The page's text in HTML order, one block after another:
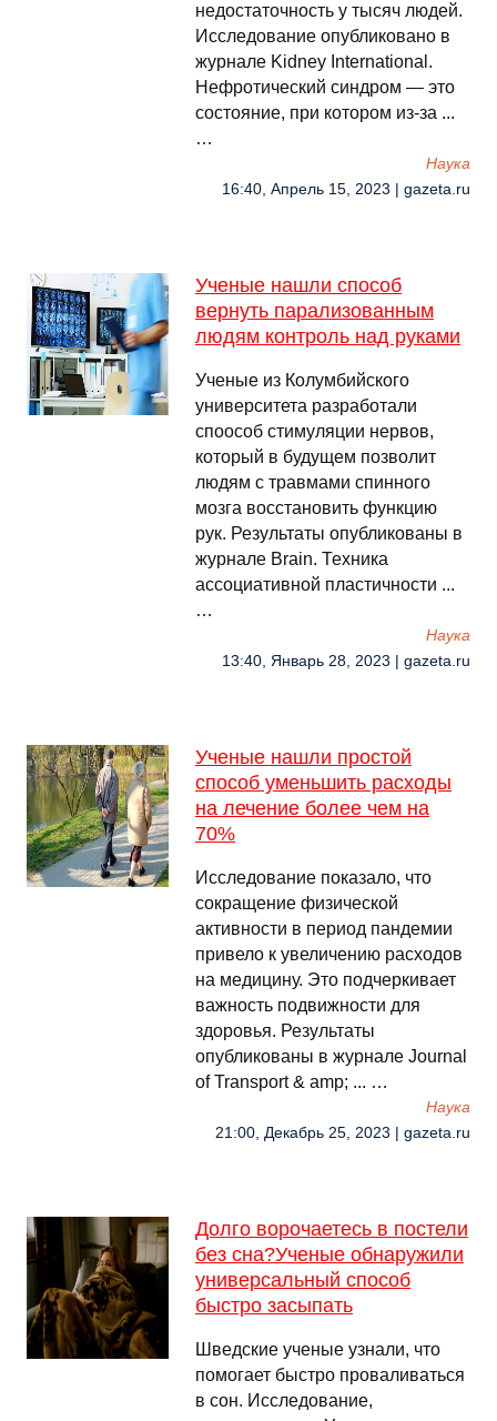
недостаточность у тысяч людей.
Исследование опубликовано в
журнале Kidney International.
Нефротический синдром — это
состояние, при котором из-за ...
…
Наука
16:40, Апрель 15, 2023 | gazeta.ru
Ученые нашли способ
вернуть парализованным
людям контроль над руками
Ученые из Колумбийского
университета разработали
споособ стимуляции нервов,
который в будущем позволит
людям с травмами спинного
мозга восстановить функцию
рук. Результаты опубликованы в
журнале Brain. Техника
ассоциативной пластичности ...
…
Наука
13:40, Январь 28, 2023 | gazeta.ru
Ученые нашли простой
способ уменьшить расходы
на лечение более чем на
70%
Исследование показало, что
сокращение физической
активности в период пандемии
привело к увеличению расходов
на медицину. Это подчеркивает
важность подвижности для
здоровья. Результаты
опубликованы в журнале Journal
of Transport & amp; ... …
Наука
21:00, Декабрь 25, 2023 | gazeta.ru
Долго ворочаетесь в постели
без сна?Ученые обнаружили
универсальный способ
быстро засыпать
Шведские ученые узнали, что
помогает быстро проваливаться
в сон. Исследование,